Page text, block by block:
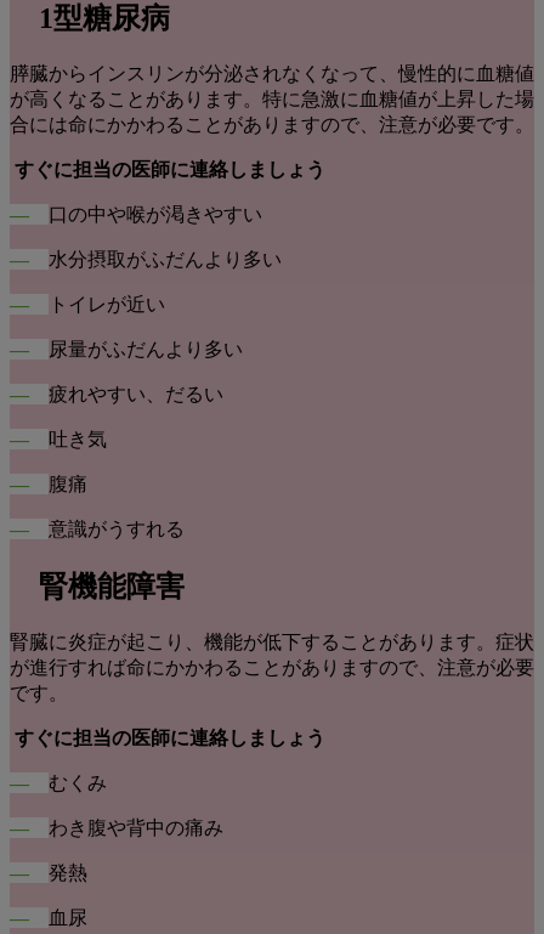
1型糖尿病
膵臓からインスリンが分泌されなくなって、慢性的に血糖値
が高くなることがあります。特に急激に血糖値が上昇した場
合には命にかかわることがありますので、注意が必要です。
すぐに担当の医師に連絡しましょう
― 口の中や喉が渇きやすい
― 水分摂取がふだんより多い
― トイレが近い
― 尿量がふだんより多い
― 疲れやすい、だるい
― 吐き気
― 腹痛
― 意識がうすれる
腎機能障害
腎臓に炎症が起こり、機能が低下することがあります。症状
が進行すれば命にかかわることがありますので、注意が必要
です。
すぐに担当の医師に連絡しましょう
― むくみ
― わき腹や背中の痛み
― 発熱
― 血尿